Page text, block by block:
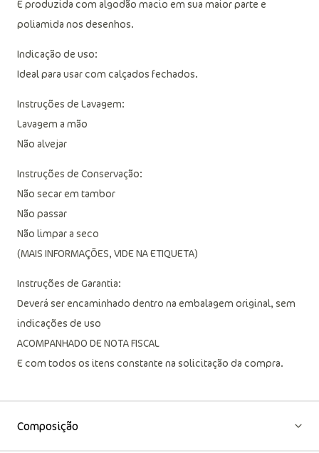
do joelho.
É produzida com algodão macio em sua maior parte e
poliamida nos desenhos.
Indicação de uso:
Ideal para usar com calçados fechados.
Instruções de Lavagem:
Lavagem a mão
Não alvejar
Instruções de Conservação:
Não secar em tambor
Não passar
Não limpar a seco
(MAIS INFORMAÇÕES, VIDE NA ETIQUETA)
Instruções de Garantia:
Deverá ser encaminhado dentro na embalagem original, sem
indicações de uso
ACOMPANHADO DE NOTA FISCAL